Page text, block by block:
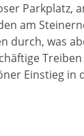
Parkplatz,
am
durch, was
Einstieg in